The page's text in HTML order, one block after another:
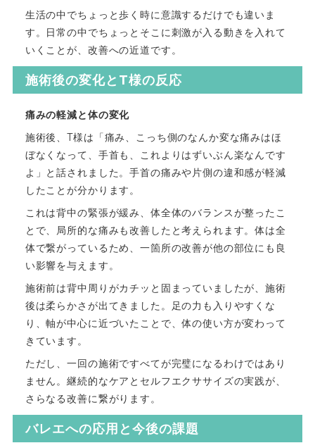
生活の中でちょっと歩く時に意識するだけでも違いま
す。日常の中でちょっとそこに刺激が入る動きを入れて
いくことが、改善への近道です。
施術後の変化とT様の反応
痛みの軽減と体の変化
施術後、T様は「痛み、こっち側のなんか変な痛みはほ
ぼなくなって、手首も、これよりはずいぶん楽なんです
よ」と話されました。手首の痛みや片側の違和感が軽減
したことが分かります。
これは背中の緊張が緩み、体全体のバランスが整ったこ
とで、局所的な痛みも改善したと考えられます。体は全
体で繋がっているため、一箇所の改善が他の部位にも良
い影響を与えます。
施術前は背中周りがカチッと固まっていましたが、施術
後は柔らかさが出てきました。足の力も入りやすくな
り、軸が中心に近づいたことで、体の使い方が変わって
きています。
ただし、一回の施術ですべてが完璧になるわけではあり
ません。継続的なケアとセルフエクササイズの実践が、
さらなる改善に繋がります。
バレエへの応用と今後の課題